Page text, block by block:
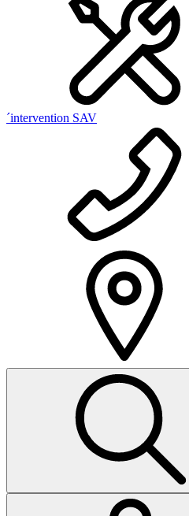
´intervention SAV